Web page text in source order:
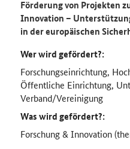
Förderung von Projekten
Innovation –
in der europäischen
Wer wird gefördert?:
Forschungseinrichtung,
Öffentliche Einrichtung,
Verband/Vereinigung
Was wird gefördert?:
Forschung & Innovation